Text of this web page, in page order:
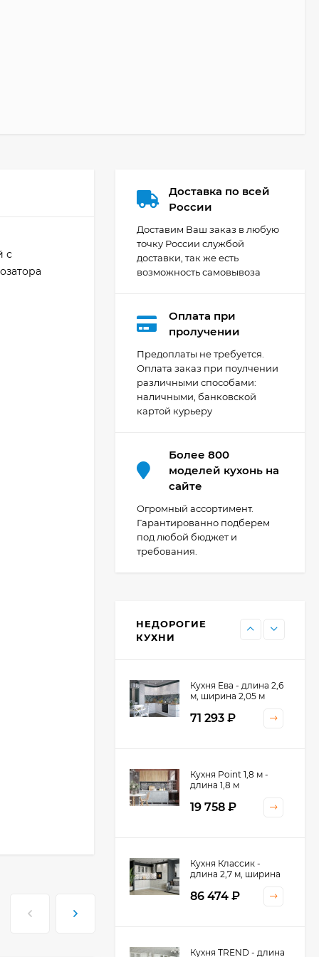
с
Доставка по всей
России
Доставим Ваш заказ в любую
точку России службой
доставки, так же есть
возможность самовывоза
Оплата при
пролучении
Предоплаты не требуется.
Оплата заказ при поулчении
различными способами:
наличными, банковской
картой курьеру
Более 800
моделей кухонь на
сайте
Огромный ассортимент.
Гарантированно подберем
под любой бюджет и
требования.
НЕДОРОГИЕ
КУХНИ
Кухня Мишель -
длина 4,2 м
69 303₽
Кухня Принцесса -
44 091
Кухня Point 1,2 м -
13 655₽
11 476
Кухня Ева - длина 2,6
м, ширина 2,05 м
71 293 ₽
Кухня Point 1,8 м -
длина 1,8 м
19 758 ₽
Кухня Классик -
длина 2,7 м, ширина
86 474 ₽
Кухня TREND - длина
Кухня Принцесса -
длина 2,4 м
38 767₽
Кухня Оптима - длина
2,8 м, ширина 1,4 м
52 197₽
Кухня Камелия -